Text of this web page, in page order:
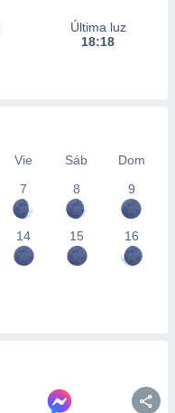
Última luz
18:18
Vie Sáb
Dom
7
8 9
14 15 16